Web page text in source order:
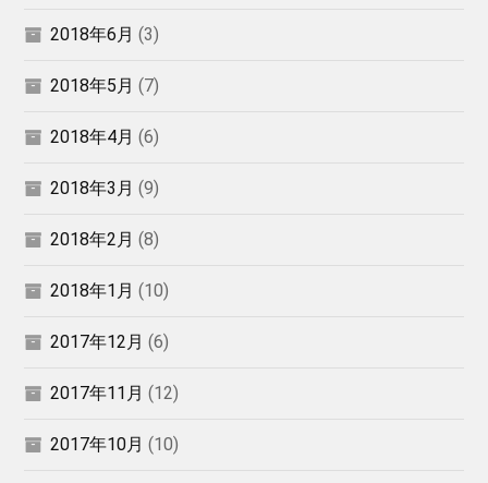
2018年6月 (3)
2018年5月 (7)
2018年4月 (6)
2018年3月 (9)
2018年2月 (8)
2018年1月 (10)
2017年12月 (6)
2017年11月 (12)
2017年10月 (10)